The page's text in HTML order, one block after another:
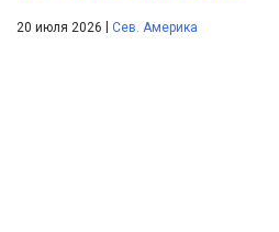
20 июля 2026 Сев. Америка